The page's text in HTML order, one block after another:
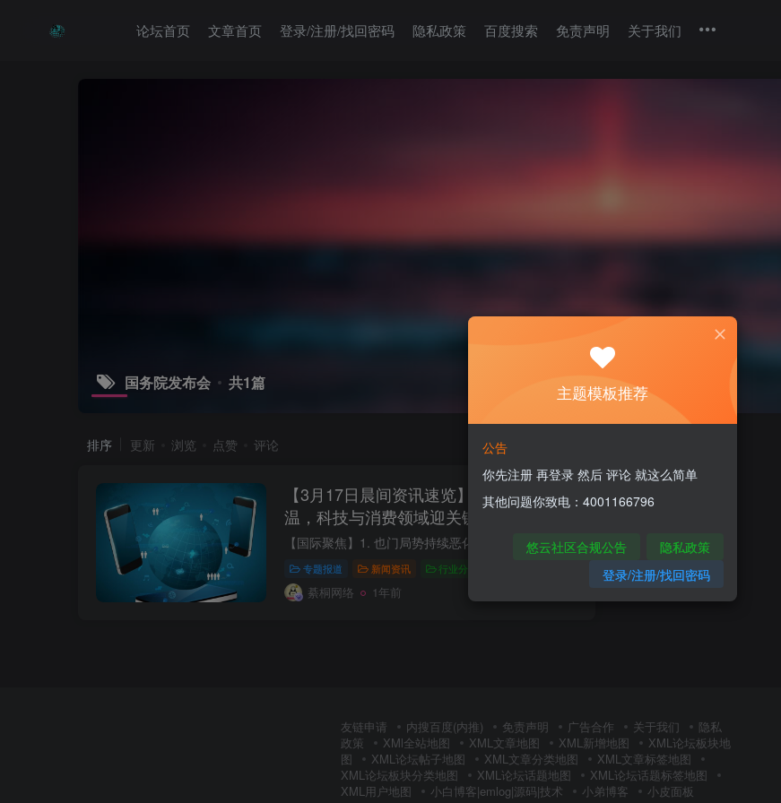
论坛首页 文章首页 登录/注册/找回密码 隐私政策 百度搜索 免责声明 关于我们
国务院发布会 共1篇
排序 更新 浏览 点赞 评论
【3月17日晨间资讯速览】全球局势升
温，科技与消费领域迎关键动向
【国际聚焦】1. 也门局势持续恶化胡塞武装控制的卫生部门称，美军15日对也门的空袭已造成53人死亡，包括平民。美方则宣布击落11架胡塞武装无人机，否认航母遭袭。联合国秘书长古特雷斯呼吁双方...
专题报道 新闻资讯 行业分析
綦桐网络 1年前
友链申请 内搜百度(内推) 免责声明 广告合作 关于我们
隐私
政策
XMl全站地图 XML文章地图 XML新增地图
XML论坛板块地
图
XML论坛帖子地图 XML文章分类地图
XML文章标签地图
XML论坛板块分类地图
XML论坛话题地图
XML论坛话题标签地图
XML用户地图
小白博客|emlog|源码|技术 小弟博客 小皮面板
主题模板推荐
公告
你先注册 再登录 然后 评论 就这么简单
其他问题你致电：4001166796
悠云社区合规公告
隐私政策
登录/注册/找回密码